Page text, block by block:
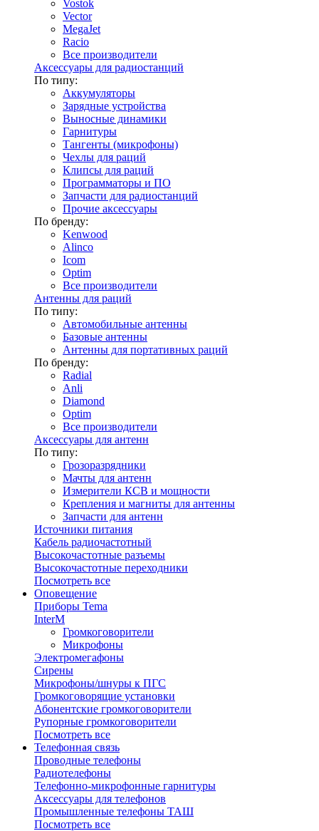
Vostok
Vector
MegaJet
Racio
Все производители
Аксессуары для радиостанций
По типу:
Аккумуляторы
Зарядные устройства
Выносные динамики
Гарнитуры
Тангенты (микрофоны)
Чехлы для раций
Клипсы для раций
Программаторы и ПО
Запчасти для радиостанций
Прочие аксессуары
По бренду:
Kenwood
Alinco
Icom
Optim
Все производители
Антенны для раций
По типу:
Автомобильные антенны
Базовые антенны
Антенны для портативных раций
По бренду:
Radial
Anli
Diamond
Optim
Все производители
Аксессуары для антенн
По типу:
Грозоразрядники
Мачты для антенн
Измерители КСВ и мощности
Крепления и магниты для антенны
Запчасти для антенн
Источники питания
Кабель радиочастотный
Высокочастотные разъемы
Высокочастотные переходники
Посмотреть все
Оповещение
Приборы Tema
InterM
Громкоговорители
Микрофоны
Электромегафоны
Сирены
Микрофоны/шнуры к ПГС
Громкоговорящие установки
Абонентские громкоговорители
Рупорные громкоговорители
Посмотреть все
Телефонная связь
Проводные телефоны
Радиотелефоны
Телефонно-микрофонные гарнитуры
Аксессуары для телефонов
Промышленные телефоны ТАШ
Посмотреть все